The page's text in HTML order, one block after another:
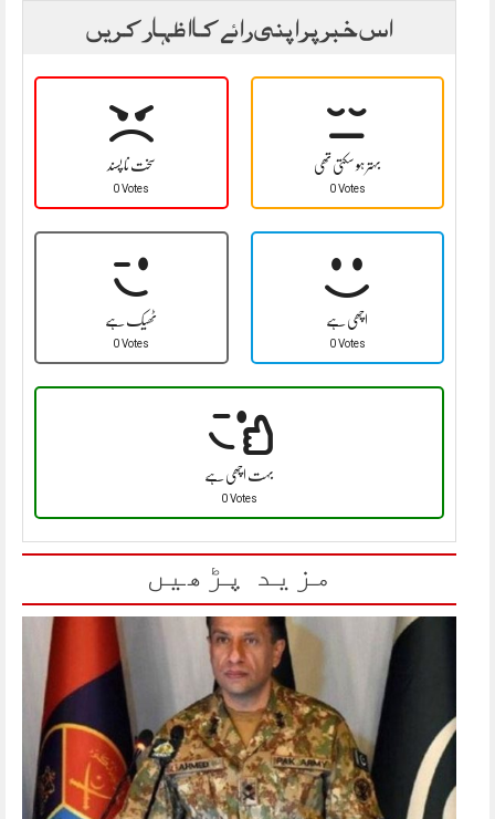
اس خبر پر اپنی رائے کا اظہار کریں
سخت نا پسند
0 Votes
بہتر ہو سکتی تھی
0 Votes
ٹھیک ہے
0 Votes
اچھی ہے
0 Votes
بہت اچھی ہے
0 Votes
مزید پڑھیں